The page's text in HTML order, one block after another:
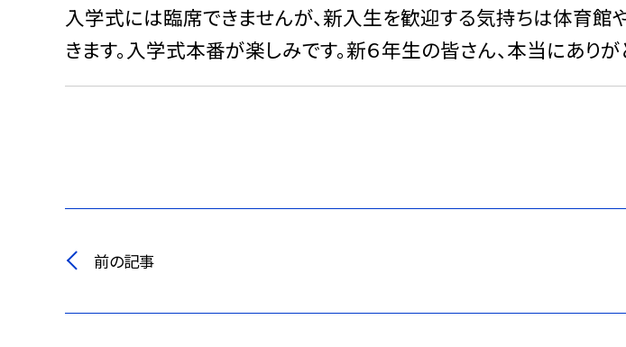
入学式には臨席できませんが、新入生を歓迎する気持ちは体育館
きます。入学式本番が楽しみです。新６年生の皆さん、本当にありが
前の記事